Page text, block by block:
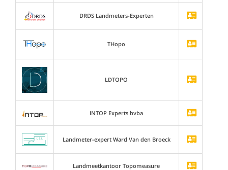
DRDS Landmeters-Experten
THopo
LDTOPO
INTOP Experts bvba
Landmeter-expert Ward Van den Broeck
Landmeetkantoor Topomeasure